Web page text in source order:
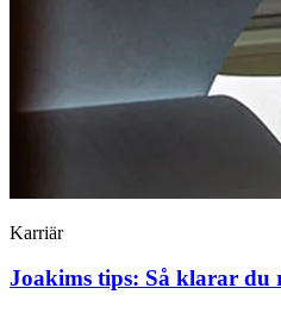
Karriär
Joakims tips: Så klarar du